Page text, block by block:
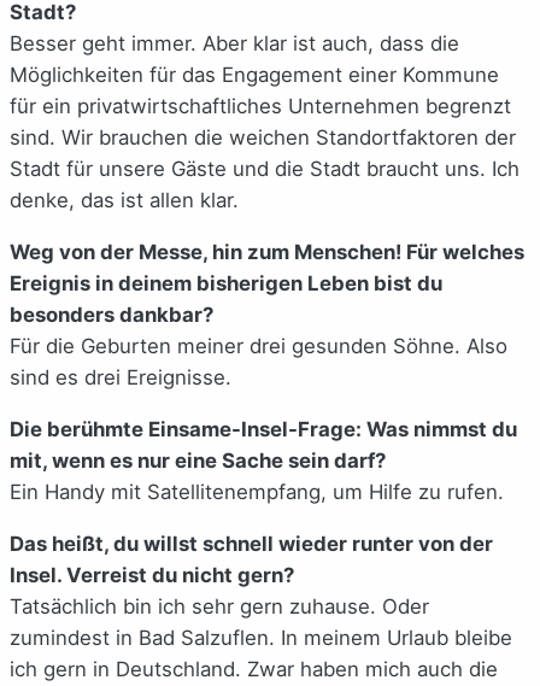
Stadt?
Besser geht immer. Aber klar ist auch, dass die
Möglichkeiten für das Engagement einer Kommune
für ein privatwirtschaftliches Unternehmen begrenzt
sind. Wir brauchen die weichen Standortfaktoren der
Stadt für unsere Gäste und die Stadt braucht uns. Ich
denke, das ist allen klar.
Weg von der Messe, hin zum Menschen! Für welches
Ereignis in deinem bisherigen Leben bist du
besonders dankbar?
Für die Geburten meiner drei gesunden Söhne. Also
sind es drei Ereignisse.
Die berühmte Einsame-Insel-Frage: Was nimmst du
mit, wenn es nur eine Sache sein darf?
Ein Handy mit Satellitenempfang, um Hilfe zu rufen.
Das heißt, du willst schnell wieder runter von der
Insel. Verreist du nicht gern?
Tatsächlich bin ich sehr gern zuhause. Oder
zumindest in Bad Salzuflen. In meinem Urlaub bleibe
ich gern in Deutschland. Zwar haben mich auch die